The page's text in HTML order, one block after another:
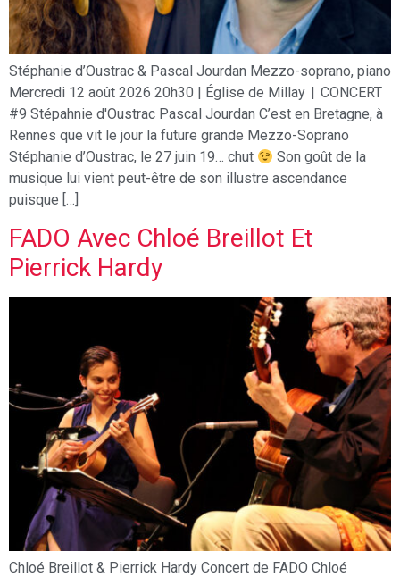
Stéphanie d’Oustrac & Pascal Jourdan Mezzo-soprano, piano
Mercredi 12 août 2026 20h30 | Église de Millay | CONCERT
#9 Stépahnie d'Oustrac Pascal Jourdan C’est en Bretagne, à
Rennes que vit le jour la future grande Mezzo-Soprano
Stéphanie d’Oustrac, le 27 juin 19… chut
Son goût de la
musique lui vient peut-être de son illustre ascendance
puisque […]
FADO Avec Chloé Breillot Et
Pierrick Hardy
Chloé Breillot & Pierrick Hardy Concert de FADO Chloé